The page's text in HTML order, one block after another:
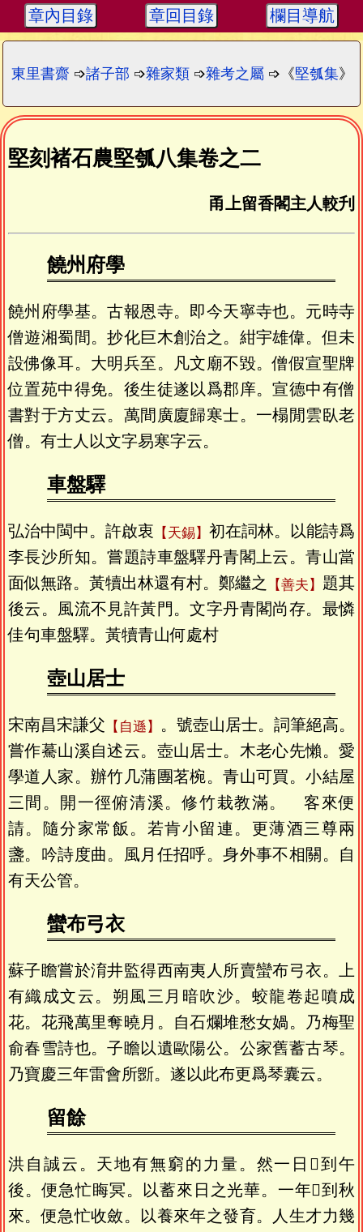
章內目錄 章回目錄 欄目導航
東里書齋 ➩諸子部 ➩雜家類 ➩雜考之屬 ➩《堅瓠集》
堅刻褚石農堅瓠八集卷之二
甬上留香閣主人較刋
饒州府學
饒州府學基。古報恩寺。即今天寧寺也。元時寺
僧遊湘蜀間。抄化巨木創治之。紺宇雄偉。但未
設佛像耳。大明兵至。凡文廟不毀。僧假宣聖牌
位置苑中得免。後生徒遂以爲郡庠。宣德中有僧
書對于方丈云。萬間廣廈歸寒士。一榻閒雲臥老
僧。有士人以文字易寒字云。
車盤驛
弘治中閩中。許啟衷 天錫
初在詞林。以能詩爲
李長沙所知。嘗題詩車盤驛丹青閣上云。青山當
面似無路。黃犢出林還有村。鄭繼之
善夫
題其
後云。風流不見許黃門。文字丹青閣尚存。最憐
佳句車盤驛。黃犢青山何處村
壺山居士
宋南昌宋謙父 自遜
。號壺山居士。詞筆絕高。
嘗作驀山溪自述云。壺山居士。木老心先懶。愛
學道人家。辦竹几蒲團茗椀。青山可買。小結屋
三間。開一徑俯清溪。修竹栽教滿。 客來便
請。隨分家常飯。若肯小留連。更薄酒三尊兩
盞。吟詩度曲。風月任招呼。身外事不相關。自
有天公管。
蠻布弓衣
蘇子瞻嘗於淯井監得西南夷人所賣蠻布弓衣。上
有織成文云。朔風三月暗吹沙。蛟龍卷起噴成
花。花飛萬里奪曉月。自石爛堆愁女媧。乃梅聖
俞春雪詩也。子瞻以遺歐陽公。公家舊蓄古琴。
乃寶慶三年雷會所斵。遂以此布更爲琴囊云。
留餘
洪自誠云。天地有無窮的力量。然一日𦆵到午
後。便急忙䀲冥。以蓄來日之光華。一年𦆵到秋
來。便急忙收斂。以養來年之發育。人生才力幾